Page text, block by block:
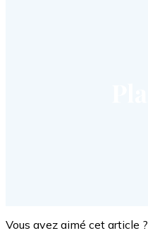
Vous avez aimé cet article ?